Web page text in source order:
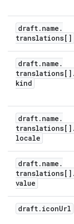
          ]
        },
            {
          ]
        }
      },
    }
  },
"published":
"kind":
    "name": {
draft. name .
translations[]
draft. name .
translations[] .
kind
draft. name .
translations[] .
locale
draft. name .
translations[] .
value
draft. iconUrl